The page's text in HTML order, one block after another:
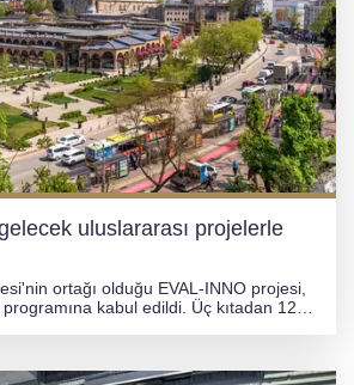
uluslararası projelerle
ortağı olduğu EVAL-INNO projesi,
kabul edildi. Üç kıtadan 12